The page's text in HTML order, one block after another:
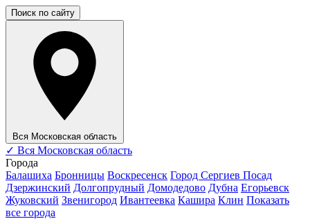
Поиск по сайту
Вся Московская область
✓ Вся Московская область
Города
Балашиха Бронницы Воскресенск Город Сергиев Посад
Дзержинский Долгопрудный Домодедово Дубна Егорьевск
Жуковский Звенигород Ивантеевка Кашира Клин Показать
все города